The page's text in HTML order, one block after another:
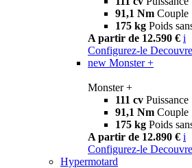
91,1 Nm Couple
175 kg Poids
A partir de 12.590 € i
Configurez-le
new Monster +
Monster +
111 cv Puissance
91,1 Nm Couple
175 kg Poids
A partir de 12.890 € i
Configurez-le
Hypermotard